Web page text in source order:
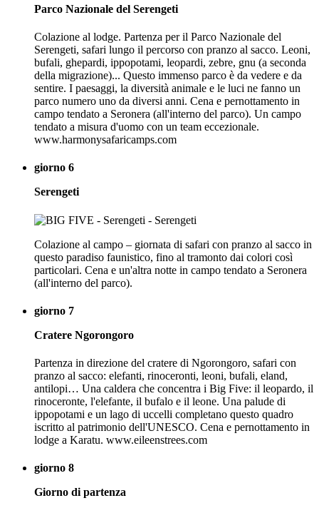
Parco Nazionale del Serengeti
Colazione al lodge. Partenza per il Parco Nazionale del
Serengeti, safari lungo il percorso con pranzo al sacco. Leoni,
bufali, ghepardi, ippopotami, leopardi, zebre, gnu (a seconda
della migrazione)... Questo immenso parco è da vedere e da
sentire. I paesaggi, la diversità animale e le luci ne fanno un
parco numero uno da diversi anni. Cena e pernottamento in
campo tendato a Seronera (all'interno del parco). Un campo
tendato a misura d'uomo con un team eccezionale.
www.harmonysafaricamps.com
giorno 6
Serengeti
Colazione al campo – giornata di safari con pranzo al sacco in
questo paradiso faunistico, fino al tramonto dai colori così
particolari. Cena e un'altra notte in campo tendato a Seronera
(all'interno del parco).
giorno 7
Cratere Ngorongoro
Partenza in direzione del cratere di Ngorongoro, safari con
pranzo al sacco: elefanti, rinoceronti, leoni, bufali, eland,
antilopi… Una caldera che concentra i Big Five: il leopardo, il
rinoceronte, l'elefante, il bufalo e il leone. Una palude di
ippopotami e un lago di uccelli completano questo quadro
iscritto al patrimonio dell'UNESCO. Cena e pernottamento in
lodge a Karatu. www.eileenstrees.com
giorno 8
Giorno di partenza